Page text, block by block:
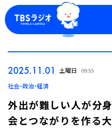
2025.11.01 土曜日 09:55
社会・政治・経済
外出が難しい人が分
会とつながりを作る